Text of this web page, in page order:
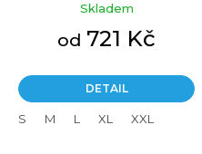
Skladem
od 721 Kč
DETAIL
S M L XL XXL